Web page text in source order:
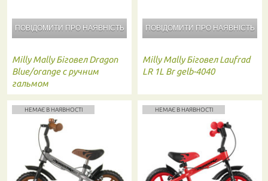
ПОВІДОМИТИ ПРО НАЯВНІСТЬ
Milly Mally Біговел Dragon
Blue/orange с ручним
гальмом
ПОВІДОМИТИ ПРО НАЯВНІСТЬ
Milly Mally Біговел Laufrad
LR 1L Br gelb-4040
НЕМАЄ В НАЯВНОСТІ НЕМАЄ В НАЯВНОСТІ